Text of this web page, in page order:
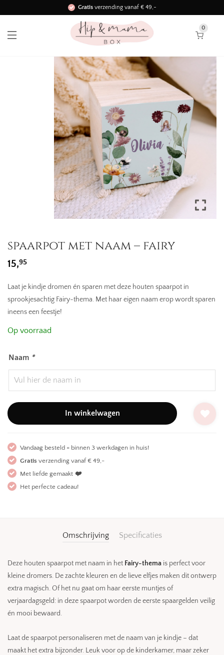
Gratisverzending vanaf € 49,-
Binnen 3 werkdagen in huis!
0
spaarpot met naam – fairy
15,95
Laat je kindje dromen én sparen met deze houten spaarpot in
sprookjesachtig Fairy-thema. Met haar eigen naam erop wordt sparen
ineens een feestje!
Op voorraad
Naam *
In winkelwagen
Vandaag besteld = binnen 3 werkdagen in huis!
Gratis verzending vanaf € 49,-
Met liefde gemaakt ❤️
Het perfecte cadeau!
Omschrijving Specificaties
Deze houten spaarpot met naam in het Fairy-thema is perfect voor
kleine dromers. De zachte kleuren en de lieve elfjes maken dit ontwerp
extra magisch. Of het nu gaat om haar eerste muntjes of
verjaardagsgeld: in deze spaarpot worden de eerste spaargelden veilig
én mooi bewaard.
Laat de spaarpot personaliseren met de naam van je kindje – dat
maakt het extra bijzonder. Leuk voor op de kinderkamer, maar zeker